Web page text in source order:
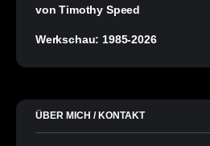
von Timothy Speed
Werkschau: 1985-2026
ÜBER MICH / KONTAKT